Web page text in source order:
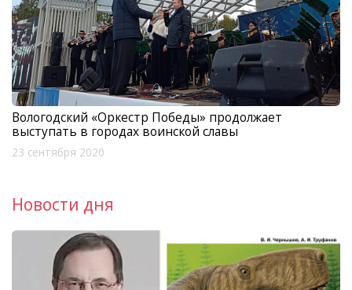
Вологодский «Оркестр Победы» продолжает
выступать в городах воинской славы
23 сентября 2020
Новости дня